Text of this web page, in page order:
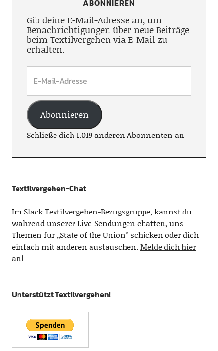
ABONNIEREN
Gib deine E-Mail-Adresse an, um
Benachrichtigungen über neue Beiträge
beim Textilvergehen via E-Mail zu
erhalten.
Abonnieren
Schließe dich 1.019 anderen Abonnenten an
Textilvergehen-Chat
Im Slack Textilvergehen-Bezugsgruppe, kannst du
während unserer Live-Sendungen chatten, uns
Themen für „State of the Union“ schicken oder dich
einfach mit anderen austauschen.Melde dich hier
an!
Unterstützt Textilvergehen!